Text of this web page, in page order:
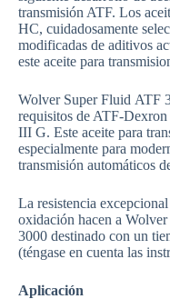
transmisión ATF. Los
HC, cuidadosamente
modificadas de aditivos
este aceite para
Wolver Super Fluid ATF
requisitos de ATF-
III G. Este aceite para
especialmente para
transmisión automáticos
La resistencia
oxidación hacen a
3000 destinado con un
(téngase en cuenta las
Aplicación